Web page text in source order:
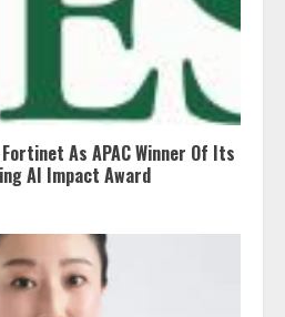
As APAC Winner Of Its
AI Impact Award